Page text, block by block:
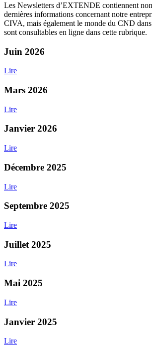
Les Newsletters d’EXTENDE contiennent
dernières informations concernant notre
CIVA, mais également le monde du CND
sont consultables en ligne dans cette rubrique.
Juin 2026
Lire
Mars 2026
Lire
Janvier 2026
Lire
Décembre 2025
Lire
Septembre 2025
Lire
Juillet 2025
Lire
Mai 2025
Lire
Janvier 2025
Lire